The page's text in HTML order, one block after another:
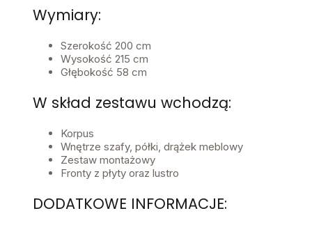
Wymiary:
Szerokość 200 cm
Wysokość 215 cm
Głębokość 58 cm
W skład zestawu wchodzą:
Korpus
Wnętrze szafy, półki, drążek meblowy
Zestaw montażowy
Fronty z płyty oraz lustro
DODATKOWE INFORMACJE: